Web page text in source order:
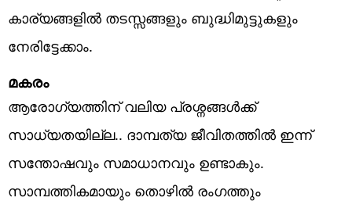
കാര്യങ്ങളിൽ തടസ്സങ്ങളും ബുദ്ധിമുട്ടുകളും
നേരിട്ടേക്കാം.
മകരം
ആരോഗ്യത്തിന് വലിയ പ്രശ്നങ്ങൾക്ക്
സാധ്യതയില്ല.. ദാമ്പത്യ ജീവിതത്തിൽ ഇന്ന്
സന്തോഷവും സമാധാനവും ഉണ്ടാകും.
സാമ്പത്തികമായും തൊഴിൽ രംഗത്തും